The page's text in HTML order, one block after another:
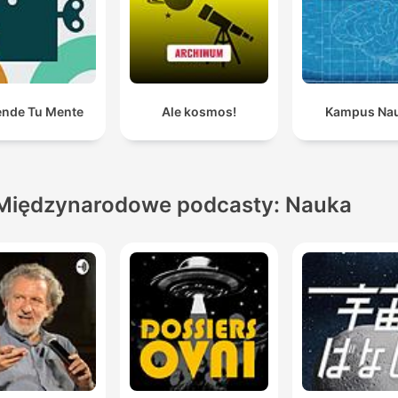
Tu Mente Ale kosmos! Kampus
podcasty: Nauka